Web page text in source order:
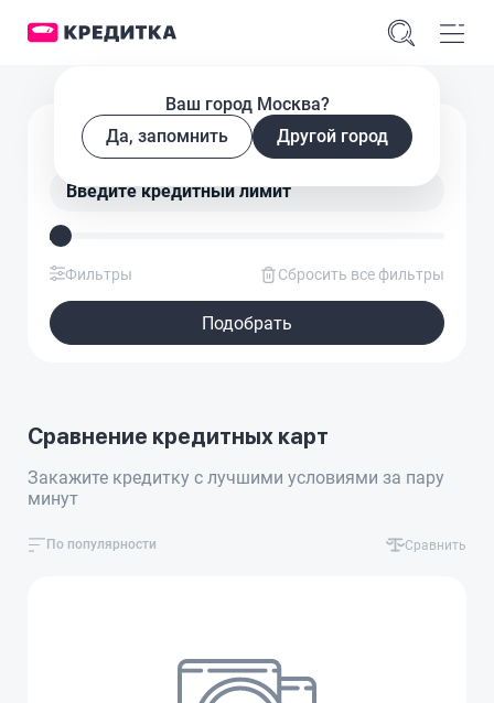
Ваш город Москва?
Да, запомнить
Другой город
Подобрать кредитную карту
Введите кредитный лимит
Фильтры Сбросить все фильтры
Подобрать
Сравнение кредитных карт
Закажите кредитку с лучшими условиями за пару
минут
По популярности Сравнить